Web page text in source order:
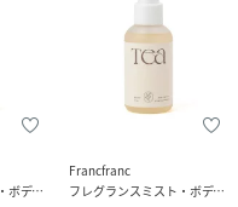
フレグランスミスト・ボディミスト
Francfranc
フレグランスミスト・ボディミスト